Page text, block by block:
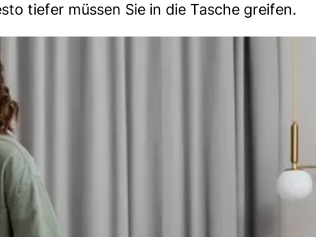
tiefer müssen Sie in die Tasche greifen.